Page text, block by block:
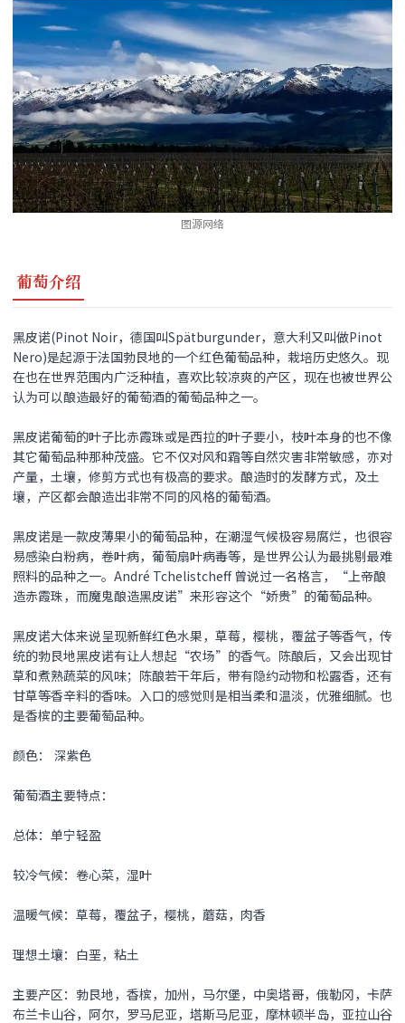
图源网络
葡萄介绍
黑皮诺(Pinot Noir，德国叫Spätburgunder，意大利又叫做Pinot
Nero)是起源于法国勃艮地的一个红色葡萄品种，栽培历史悠久。现
在也在世界范围内广泛种植，喜欢比较凉爽的产区，现在也被世界公
认为可以酿造最好的葡萄酒的葡萄品种之一。
黑皮诺葡萄的叶子比赤霞珠或是西拉的叶子要小，枝叶本身的也不像
其它葡萄品种那种茂盛。它不仅对风和霜等自然灾害非常敏感，亦对
产量，土壤，修剪方式也有极高的要求。酿造时的发酵方式，及土
壤，产区都会酿造出非常不同的风格的葡萄酒。
黑皮诺是一款皮薄果小的葡萄品种，在潮湿气候极容易腐烂，也很容
易感染白粉病，卷叶病，葡萄扇叶病毒等，是世界公认为最挑剔最难
照料的品种之一。André Tchelistcheff 曾说过一名格言，“上帝酿
造赤霞珠，而魔鬼酿造黑皮诺”来形容这个“娇贵”的葡萄品种。
黑皮诺大体来说呈现新鲜红色水果，草莓，樱桃，覆盆子等香气，传
统的勃艮地黑皮诺有让人想起“农场”的香气。陈酿后，又会出现甘
草和煮熟蔬菜的风味；陈酿若干年后，带有隐约动物和松露香，还有
甘草等香辛料的香味。入口的感觉则是相当柔和温淡，优雅细腻。也
是香槟的主要葡萄品种。
颜色： 深紫色
葡萄酒主要特点：
总体：单宁轻盈
较冷气候：卷心菜，湿叶
温暖气候：草莓，覆盆子，樱桃，蘑菇，肉香
理想土壤：白垩，粘土
主要产区：勃艮地，香槟，加州，马尔堡，中奥塔哥，俄勒冈，卡萨
布兰卡山谷，阿尔，罗马尼亚，塔斯马尼亚，摩林顿半岛，亚拉山谷